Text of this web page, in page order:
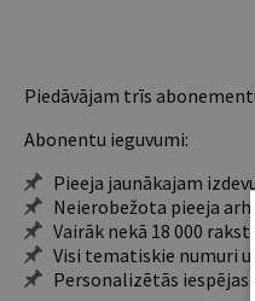
Piedāvājam trīs
Abonentu ieguvumi:
Pieeja jaunākajam
Neierobežota pieeja
Vairāk nekā 18 000
Visi tematiskie numuri
Personalizētās iespējas